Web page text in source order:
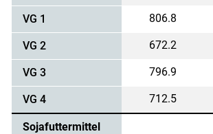
VG 1 806.8
VG 2 672.2
VG 3 796.9
VG 4 712.5
Sojafuttermittel